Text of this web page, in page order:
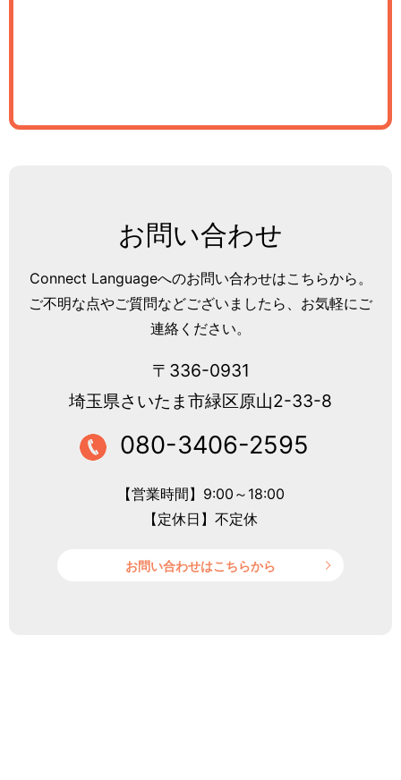
お問い合わせ
Connect Languageへのお問い合わせはこちらから。
ご不明な点やご質問などございましたら、お気軽にご
連絡ください。
〒336-0931
埼玉県さいたま市緑区原山2-33-8
080-3406-2595
【営業時間】9:00～18:00
【定休日】不定休
お問い合わせはこちらから